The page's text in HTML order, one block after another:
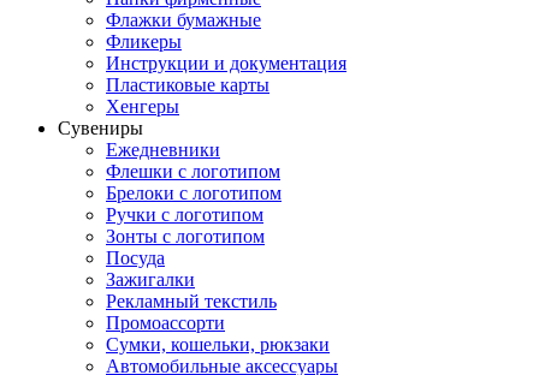
Флажки бумажные
Фликеры
Инструкции и документация
Пластиковые карты
Хенгеры
Сувениры
Ежедневники
Флешки с логотипом
Брелоки с логотипом
Ручки с логотипом
Зонты с логотипом
Посуда
Зажигалки
Рекламный текстиль
Промоассорти
Сумки, кошельки, рюкзаки
Автомобильные аксессуары